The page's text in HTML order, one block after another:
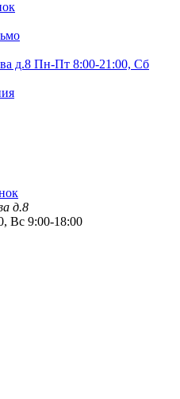
д.8 Пн-Пт 8:00-21:00, Сб
д.8
Вс 9:00-18:00